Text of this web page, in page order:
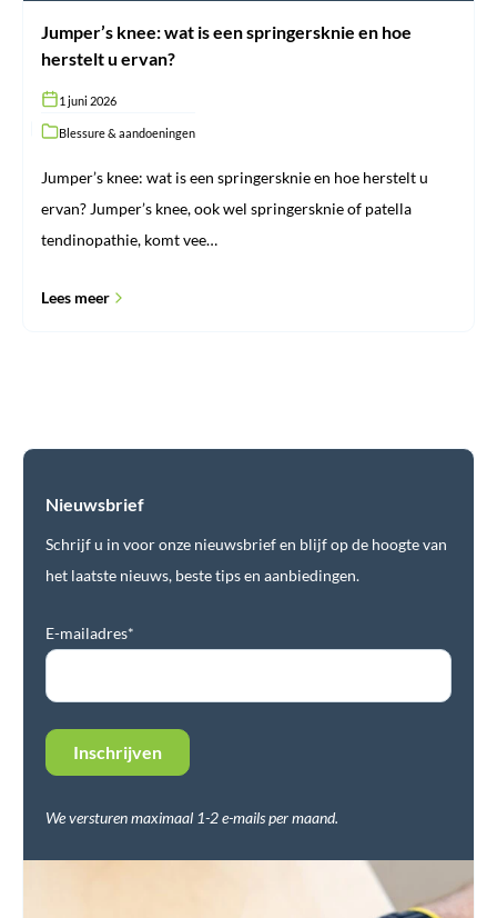
Jumper’s knee: wat is een springersknie en hoe
herstelt u ervan?
1 juni 2026
Blessure & aandoeningen
Jumper’s knee: wat is een springersknie en hoe herstelt u
ervan? Jumper’s knee, ook wel springersknie of patella
tendinopathie, komt vee…
Lees meer
Nieuwsbrief
Schrijf u in voor onze nieuwsbrief en blijf op de hoogte van
het laatste nieuws, beste tips en aanbiedingen.
E-mailadres*
We versturen maximaal 1-2 e-mails per maand.